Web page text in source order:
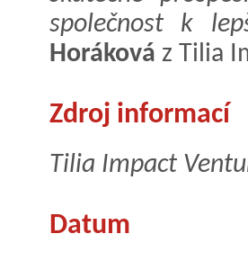
společnost k
Horáková z Tilia
Zdroj informací
Tilia Impact
Datum